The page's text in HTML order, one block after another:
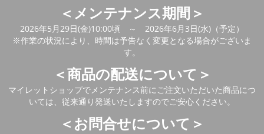
＜メンテナンス期間＞
2026年5月29日(金)10:00頃 ～ 2026年6月3日(水)（予定）
※作業の状況により、時間は予告なく変更となる場合がございま
す。
＜商品の配送について＞
マイレットショップでメンテナンス前にご注文いただいた商品につ
いては、従来通り発送いたしますのでご安心ください。
＜お問合せについて＞